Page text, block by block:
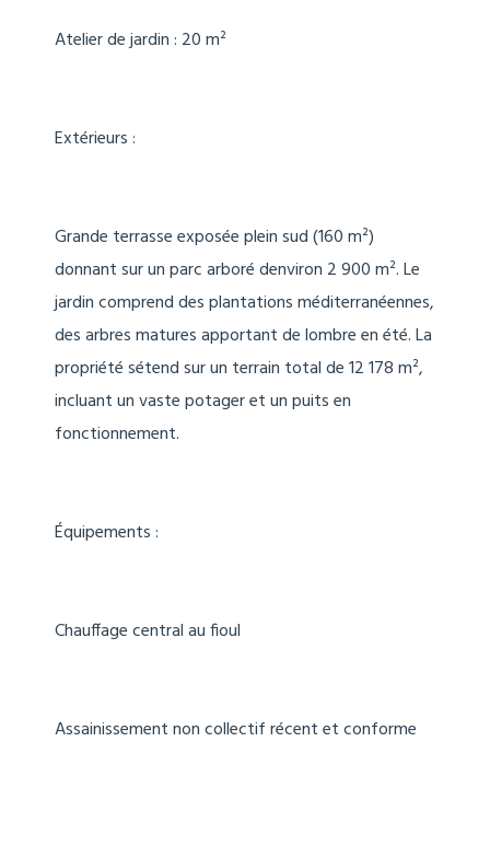
Atelier de jardin : 20 m²
Extérieurs :
Grande terrasse exposée plein sud (160 m²)
donnant sur un parc arboré denviron 2 900 m². Le
jardin comprend des plantations méditerranéennes,
des arbres matures apportant de lombre en été. La
propriété sétend sur un terrain total de 12 178 m²,
incluant un vaste potager et un puits en
fonctionnement.
Équipements :
Chauffage central au fioul
Assainissement non collectif récent et conforme